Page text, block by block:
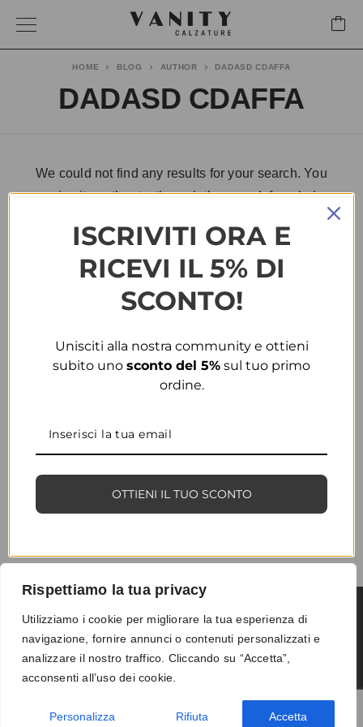
Rispettiamo la tua privacy
Utilizziamo i cookie per migliorare la tua esperienza di
navigazione, fornire annunci o contenuti personalizzati e
analizzare il nostro traffico. Cliccando su “Accetta”,
acconsenti all’uso dei cookie.
Personalizza Rifiuta Accetta
DADASD CDAFFA
HOME BLOG AUTHOR DADASD CDAFFA
We could not find any results for your search. You
can give it another try through the search form below:
Termini e condizioni-Privacy-Reso
ISCRIVITI ORA E
RICEVI IL 5% DI
SCONTO!
Unisciti alla nostra community e ottieni
subito uno sconto del 5% sul tuo primo
ordine.
OTTIENI IL TUO SCONTO